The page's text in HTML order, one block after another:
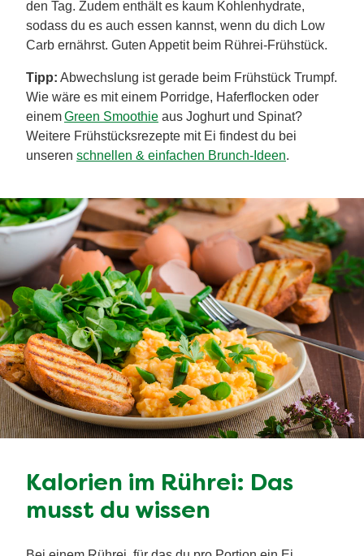
den Tag. Zudem enthält es kaum Kohlenhydrate,
sodass du es auch essen kannst, wenn du dich Low
Carb ernährst. Guten Appetit beim Rührei-Frühstück.
Tipp: Abwechslung ist gerade beim Frühstück Trumpf.
Wie wäre es mit einem Porridge, Haferflocken oder
einemGreen Smoothie aus Joghurt und Spinat?
Weitere Frühstücksrezepte mit Ei findest du bei
unseren schnellen & einfachen Brunch-Ideen.
Kalorien im Rührei: Das
musst du wissen